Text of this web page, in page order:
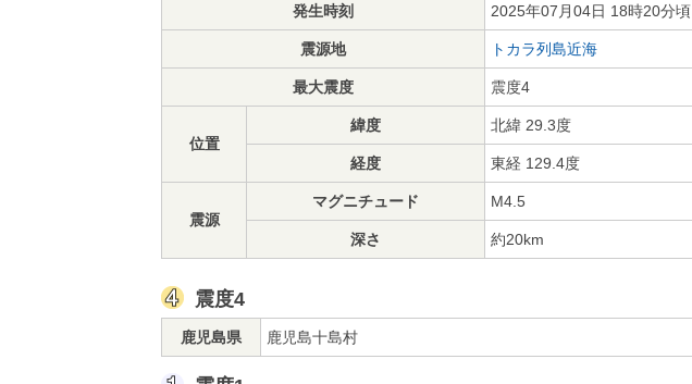
発生時刻 2025年07月04日 18時20分頃
震源地 トカラ列島近海
最大震度 震度4
位置
緯度 北緯 29.3度
経度 東経 129.4度
震源
マグニチュード M4.5
深さ 約20km
震度4
鹿児島県 鹿児島十島村